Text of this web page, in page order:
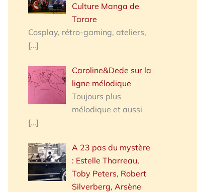
Culture Manga de
Tarare
Cosplay, rétro-gaming, ateliers,
[…]
Caroline&Dede sur la
ligne mélodique
Toujours plus
mélodique et aussi
[…]
A 23 pas du mystère
: Estelle Tharreau,
Toby Peters, Robert
Silverberg, Arsène